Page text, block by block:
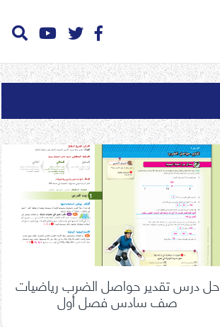
حل درس تقدير حواصل الضرب رياضيات
صف سادس فصل أول